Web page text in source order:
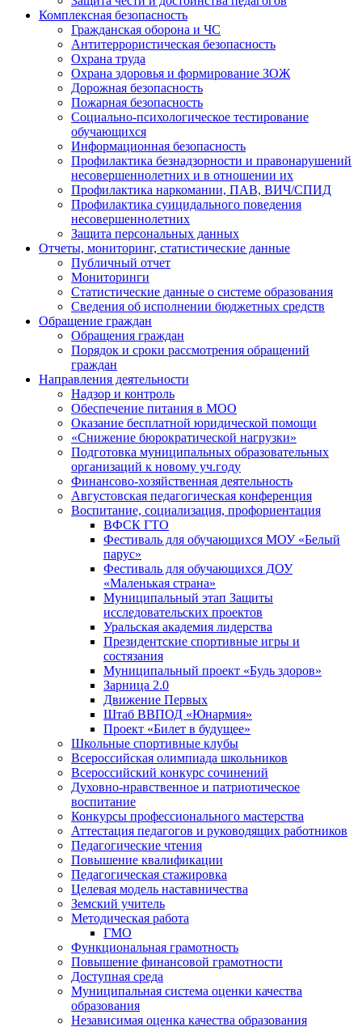
Комплексная безопасность
Гражданская оборона и ЧС
Антитеррористическая безопасность
Охрана труда
Охрана здоровья и формирование ЗОЖ
Дорожная безопасность
Пожарная безопасность
Социально-психологическое тестирование
обучающихся
Информационная безопасность
Профилактика безнадзорности и правонарушений
несовершеннолетних и в отношении их
Профилактика наркомании, ПАВ, ВИЧ/СПИД
Профилактика суицидального поведения
несовершеннолетних
Защита персональных данных
Отчеты, мониторинг, статистические данные
Публичный отчет
Мониторинги
Статистические данные о системе образования
Сведения об исполнении бюджетных средств
Обращение граждан
Обращения граждан
Порядок и сроки рассмотрения обращений
граждан
Направления деятельности
Надзор и контроль
Обеспечение питания в МОО
Оказание бесплатной юридической помощи
«Снижение бюрократической нагрузки»
Подготовка муниципальных образовательных
организаций к новому уч.году
Финансово-хозяйственная деятельность
Августовская педагогическая конференция
Воспитание, социализация, профориентация
ВФСК ГТО
Фестиваль для обучающихся МОУ «Белый
парус»
Фестиваль для обучающихся ДОУ
«Маленькая страна»
Муниципальный этап Защиты
исследовательских проектов
Уральская академия лидерства
Президентские спортивные игры и
состязания
Муниципальный проект «Будь здоров»
Зарница 2.0
Движение Первых
Штаб ВВПОД «Юнармия»
Проект «Билет в будущее»
Школьные спортивные клубы
Всероссийская олимпиада школьников
Всероссийский конкурс сочинений
Духовно-нравственное и патриотическое
воспитание
Конкурсы профессионального мастерства
Аттестация педагогов и руководящих работников
Педагогические чтения
Повышение квалификации
Педагогическая стажировка
Целевая модель наставничества
Земский учитель
Методическая работа
ГМО
Функциональная грамотность
Повышение финансовой грамотности
Доступная среда
Муниципальная система оценки качества
образования
Независимая оценка качества образования